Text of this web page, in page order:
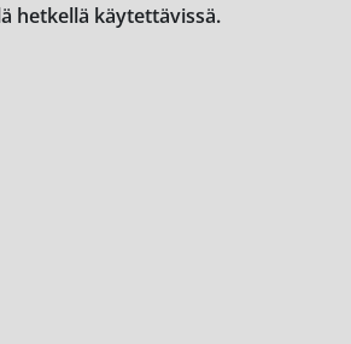
hetkellä käytettävissä.